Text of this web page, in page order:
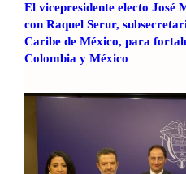
El vicepresidente electo José
con Raquel Serur,
Caribe de México, para
Colombia y México